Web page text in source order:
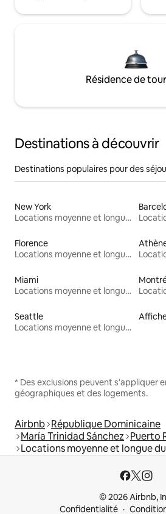
Résidence de
Destinations à découvrir
Destinations populaires pour des
New York
Locations moyenne et longue durée
Florence
Locations moyenne et longue durée
Miami
Locations moyenne et longue durée
Seattle
Locations moyenne et longue durée
* Des exclusions peuvent s'appliquer
géographiques et des logements.
Airbnb République Dominicaine
María Trinidad Sánchez Puerto
Locations moyenne et longue
© 2026 Airbnb,
Confidentialité